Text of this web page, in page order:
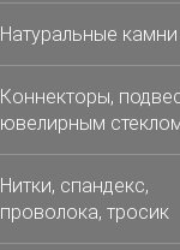
Натуральные камни
Коннекторы,
ювелирным
Нитки, спандекс,
проволока, тросик